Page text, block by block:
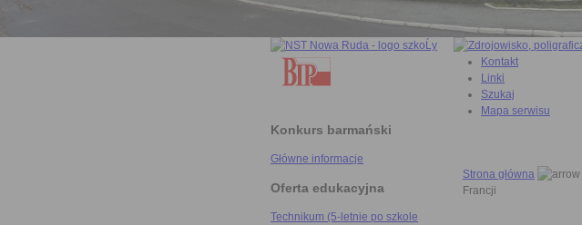
Konkurs barmański
Główne informacje
Oferta edukacyjna
Technikum (5-letnie po szkole
Kontakt
Linki
Szukaj
Mapa serwisu
Strona główna
Francji